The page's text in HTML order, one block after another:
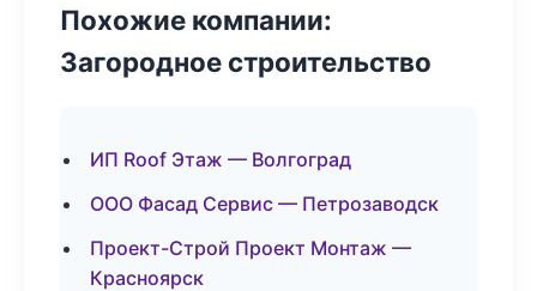
Похожие компании:
Загородное строительство
ИП Roof Этаж — Волгоград
ООО Фасад Сервис — Петрозаводск
Проект-Строй Проект Монтаж —
Красноярск